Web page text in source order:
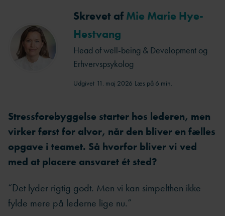
Skrevet af Mie Marie Hye-
Hestvang
Head of well-being & Development og
Erhvervspsykolog
Udgivet 11. maj 2026 Læs på 6 min.
Stressforebyggelse starter hos lederen, men
virker først for alvor, når den bliver en fælles
opgave i teamet. Så hvorfor bliver vi ved
med at placere ansvaret ét sted?
“Det lyder rigtig godt. Men vi kan simpelthen ikke
fylde mere på lederne lige nu.”